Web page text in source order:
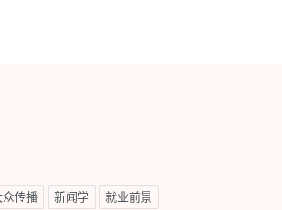
众传播 新闻学 就业前景